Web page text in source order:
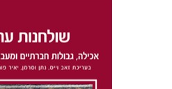
דנה קפלן נתן
יאיר פורסטנברג